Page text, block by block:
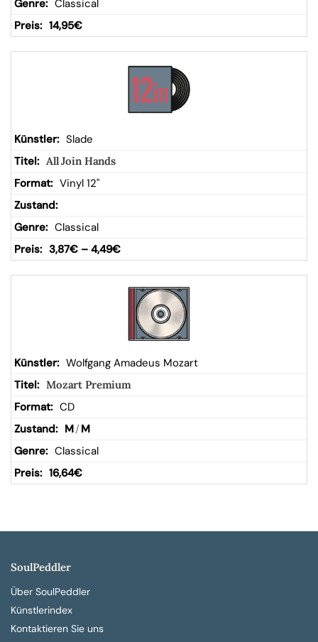
Classical
14,95€
Slade
All Join Hands
Vinyl 12"
Classical
3,87€ – 4,49€
Wolfgang Amadeus Mozart
Mozart Premium
CD
M/ M
Classical
16,64€
SoulPeddler
Über SoulPeddler
Künstlerindex
Kontaktieren Sie uns